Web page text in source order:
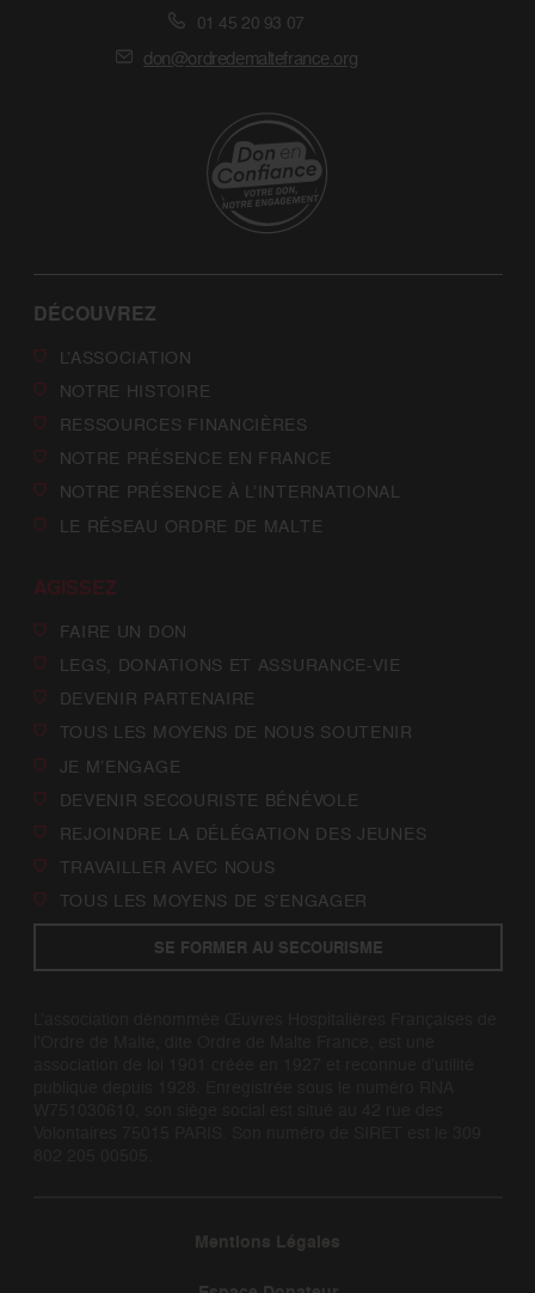
01 45 20 93 07
don@ordredemaltefrance.org
DÉCOUVREZ
L’ASSOCIATION
NOTRE HISTOIRE
RESSOURCES FINANCIÈRES
NOTRE PRÉSENCE EN FRANCE
NOTRE PRÉSENCE À L’INTERNATIONAL
LE RÉSEAU ORDRE DE MALTE
AGISSEZ
FAIRE UN DON
LEGS, DONATIONS ET ASSURANCE-VIE
DEVENIR PARTENAIRE
TOUS LES MOYENS DE NOUS SOUTENIR
JE M’ENGAGE
DEVENIR SECOURISTE BÉNÉVOLE
REJOINDRE LA DÉLÉGATION DES JEUNES
TRAVAILLER AVEC NOUS
TOUS LES MOYENS DE S’ENGAGER
SE FORMER AU SECOURISME
Mentions Légales